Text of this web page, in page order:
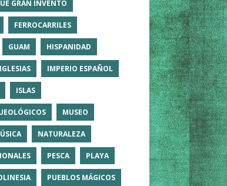
GRAN INVENTO
FERROCARRILES
GUAM HISPANIDAD
IGLESIAS IMPERIO ESPAÑOL
ISLAS
MUSEO
NATURALEZA
PESCA PLAYA
PUEBLOS MÁGICOS